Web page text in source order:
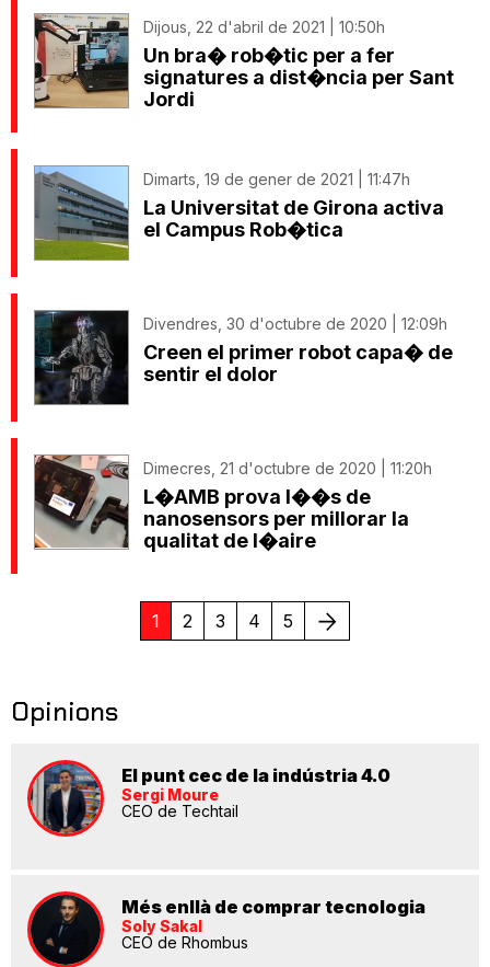
Dijous, 22 d'abril de 2021 | 10:50h
Un bra� rob�tic per a fer
signatures a dist�ncia per Sant
Jordi
Dimarts, 19 de gener de 2021 | 11:47h
La Universitat de Girona activa
el Campus Rob�tica
Divendres, 30 d'octubre de 2020 | 12:09h
Creen el primer robot capa� de
sentir el dolor
Dimecres, 21 d'octubre de 2020 | 11:20h
L�AMB prova l��s de
nanosensors per millorar la
qualitat de l�aire
1 2 3 4 5 Següent
Opinions
El punt cec de la indústria 4.0
Sergi Moure
CEO de Techtail
Més enllà de comprar tecnologia
Soly Sakal
CEO de Rhombus